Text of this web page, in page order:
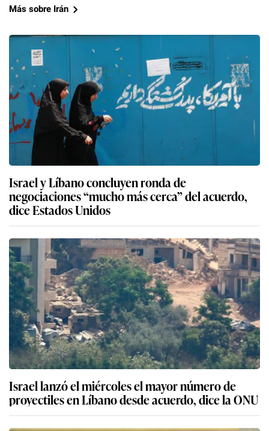
Más sobre Irán
Israel y Líbano concluyen ronda de
negociaciones “mucho más cerca” del acuerdo,
dice Estados Unidos
Israel lanzó el miércoles el mayor número de
proyectiles en Líbano desde acuerdo, dice la ONU